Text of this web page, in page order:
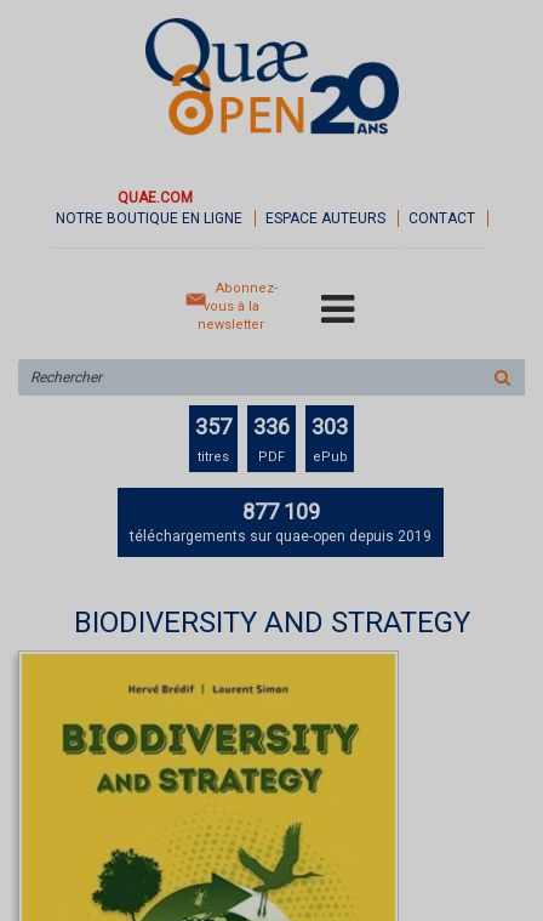
QUAE.COM
NOTRE BOUTIQUE EN LIGNE
ESPACE AUTEURS CONTACT
Abonnez-
vous à la
newsletter
sur
le
357
titres
336
PDF
303
ePub
877 109
téléchargements sur quae-open depuis 2019
BIODIVERSITY AND STRATEGY